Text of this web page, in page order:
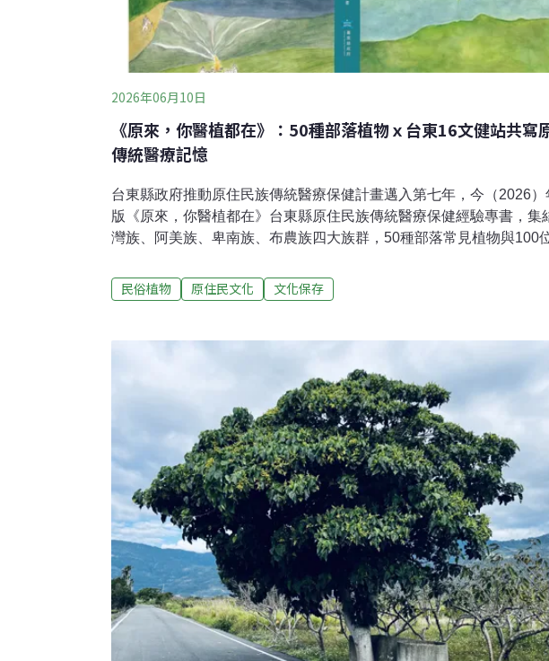
2026年06月10日
《原來，你醫植都在》：50種部落植物ｘ台東16文健站共寫
傳統醫療記憶
台東縣政府推動原住民族傳統醫療保健計畫邁入第七年，今（2026）
版《原來，你醫植都在》台東縣原住民族傳統醫療保健經驗專書，集
灣族、阿美族、卑南族、布農族四大族群，50種部落常見植物與100
站照服員組成編輯小組，歷經一年半田野調查、近20次編輯及專業諮
議、多次跨區踏查，從長者的生活經驗出發，整理出植物、土地、身
傳承者台東縣政府原住民族行政處處長高忠雲表示，這本書的起點，
對文化健康站長期照顧服務政策中的一個思考：除了照顧長者的身體
府還能為部落留下什麼？他指出，文健站長年陪伴長者，也逐漸看見
身上蘊含的生活智慧，包括飲食、編織、文化及歌謠採集與傳統植物
經驗。這些經驗並非抽象知識，而是長者在成長過程中，如何使用住
圍、菜園、山林與海
民俗植物 原住民文化 文化保存